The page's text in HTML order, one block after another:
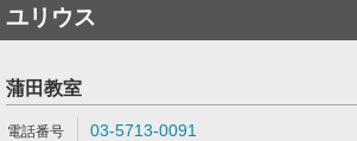
ユリウス
蒲田教室
03-5713-0091